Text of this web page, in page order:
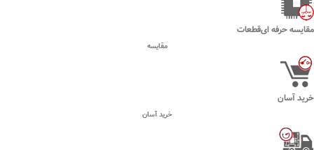
مقایسه حرفه ای‌قطعات
مقایسه
خرید آسان
خرید آسان